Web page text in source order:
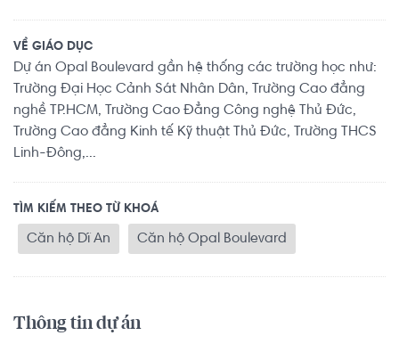
VỀ GIÁO DỤC
Dự án Opal Boulevard gần hệ thống các trường học như:
Trường Đại Học Cảnh Sát Nhân Dân, Trường Cao đẳng
nghề TP.HCM, Trường Cao Đẳng Công nghệ Thủ Đức,
Trường Cao đẳng Kinh tế Kỹ thuật Thủ Đức, Trường THCS
Linh-Đông,...
TÌM KIẾM THEO TỪ KHOÁ
Căn hộ Dĩ An Căn hộ Opal Boulevard
Thông tin dự án